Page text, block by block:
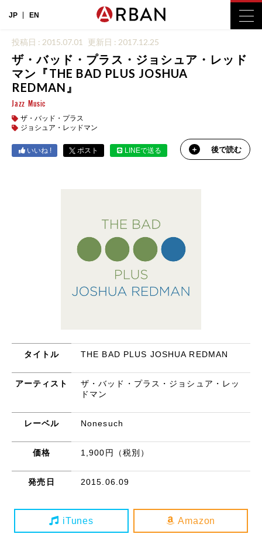
JP EN
投稿日 : 2015.07.01 更新日 : 2017.12.25
ザ・バッド・プラス・ジョシュア・レッド
マン『THE BAD PLUS JOSHUA
REDMAN』
Jazz Music
ザ・バッド・プラス
ジョシュア・レッドマン
いいね ! ポスト LINEで送る 後で読む
タイトル THE BAD PLUS JOSHUA REDMAN
アーティスト
ザ・バッド・プラス・ジョシュア・レッ
ドマン
レーベル Nonesuch
価格 1,900円（税別）
発売日 2015.06.09
iTunes Amazon